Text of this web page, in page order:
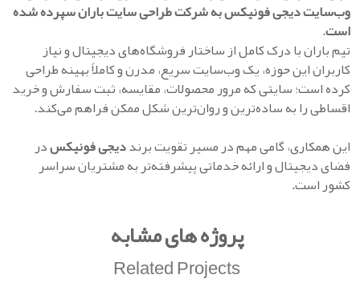
وب‌سایت دیجی فونیکس به شرکت طراحی سایت باران سپرده شده
است.
تیم باران با درک کامل از ساختار فروشگاه‌های دیجیتال و نیاز
کاربران این حوزه، یک وب‌سایت سریع، مدرن و کاملاً بهینه طراحی
کرده است؛ سایتی که مرور محصولات، مقایسه، ثبت سفارش و خرید
اقساطی را به ساده‌ترین و روان‌ترین شکل ممکن فراهم می‌کند.
این همکاری، گامی مهم در مسیر تقویت برنددیجی فونیکسدر
فضای دیجیتال و ارائه خدماتی پیشرفته‌تر به مشتریان سراسر
کشور است.
پروژه های مشابه
Related Projects